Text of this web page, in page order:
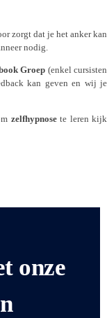
zorgt dat je het anker kan
nodig.
Groep (enkel cursisten
kan geven en wij je
zelfhypnosete leren kijk
onze